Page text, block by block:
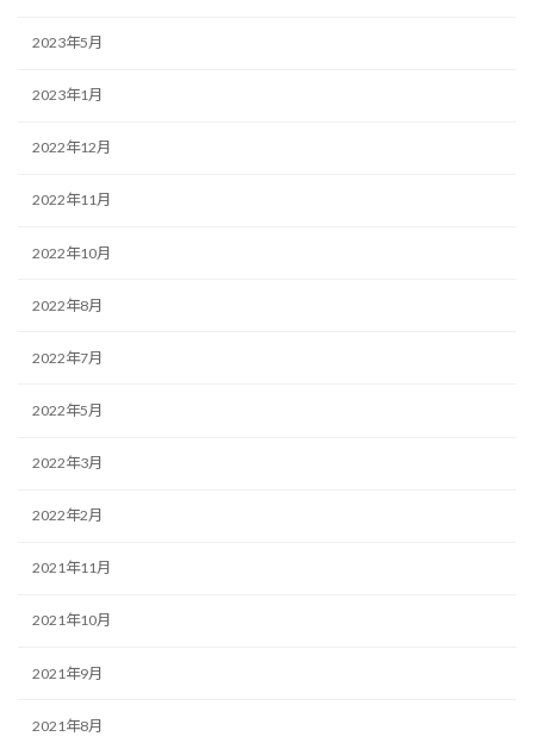
2023年5月
2023年1月
2022年12月
2022年11月
2022年10月
2022年8月
2022年7月
2022年5月
2022年3月
2022年2月
2021年11月
2021年10月
2021年9月
2021年8月